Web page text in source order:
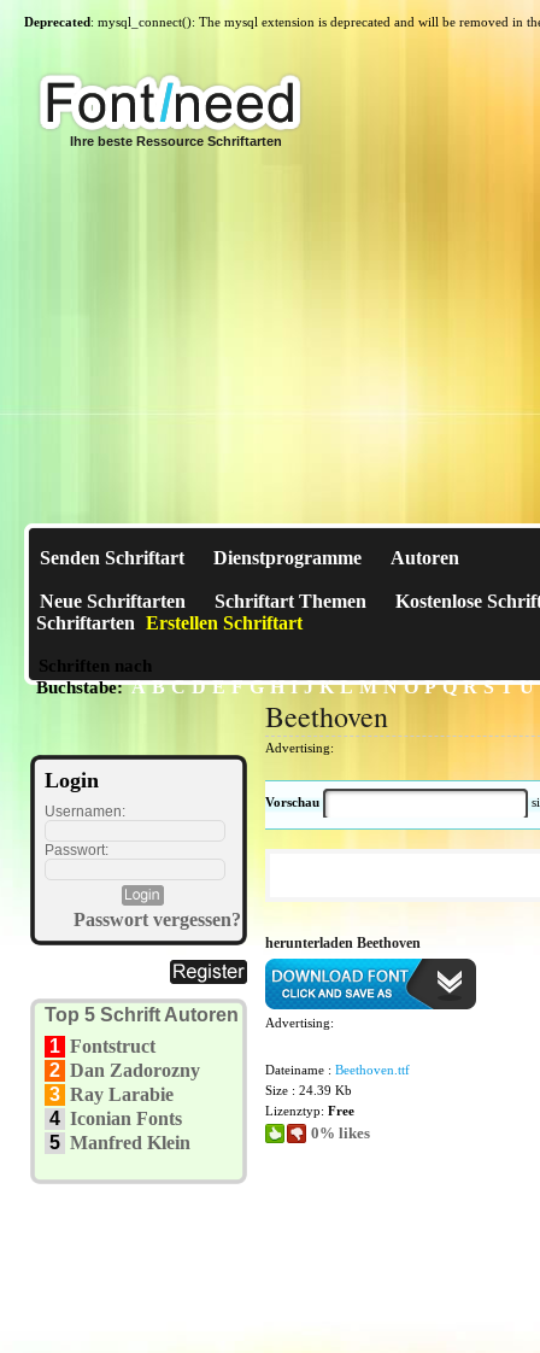
Deprecated: mysql_connect(): The mysql extension is deprecated and will be removed in
Ihre beste Ressource Schriftarten
Senden Schriftart Dienstprogramme Autoren
Neue Schriftarten Schriftart Themen
Kostenlose
Schriftarten Erstellen Schriftart
Schriften nach
Buchstabe:A B C D E F G H I J K L M N O P Q R S T U
Login
Usernamen:
Passwort:
Passwort vergessen?
Top 5 Schrift Autoren
1 Fontstruct
2 Dan Zadorozny
3 Ray Larabie
4 Iconian Fonts
5 Manfred Klein
Beethoven
Advertising:
Vorschau
herunterladen Beethoven
Advertising:
Dateiname : Beethoven.ttf
Size : 24.39 Kb
Lizenztyp: Free
0% likes